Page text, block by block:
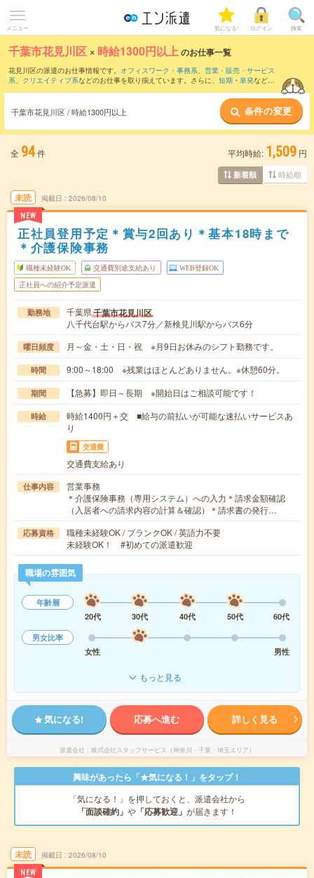
メニュー 気になる! ログイン 検索
千葉市花見川区 × 時給1300円以上のお仕事一覧
花見川区の派遣のお仕事情報です。 オフィスワーク・事務系、 営業・販売・サービス
系、 クリエイティブ系などのお仕事を取り揃えています。さらに、 短期 ・ 単発などの
千葉市花見川区 / 時給1300円以上 条件の変更
全 94件 平均時給: 1,509 円
新着順 時給順
未読
NEW
掲載日 2026/08/10
正社員登用予定＊賞与2回あり＊基本18時まで
＊介護保険事務
職種未経験OK 交通費別途支給あり WEB登録OK
正社員への紹介予定派遣
勤務地 千葉県千葉市花見川区
八千代台駅からバス7分／新検見川駅からバス6分
曜日頻度 月～金・土・日・祝 ※月9日お休みのシフト勤務です。
時間 9:00～18:00 ※残業はほとんどありません。※休憩60分。
期間 【急募】即日～長期 ※開始日はご相談可能です！
時給
時給1400円＋交 ■給与の前払いが可能な速払いサービスあ
り
交通費
交通費支給あり
仕事内容
営業事務
＊介護保険事務（専用システム）への入力＊請求金額確認
（入居者への請求内容の計算＆確認）＊請求書の発行…
応募資格
職種未経験OK / ブランクOK / 英語力不要
未経験OK！ #初めての派遣歓迎
職場の雰囲気
年齢層
20代
30代 40代 50代
60代
男女比率
女性
男性
もっと見る
気になる! 応募へ進む 詳しく見る
派遣会社 株式会社スタッフサービス（神奈川・千葉・埼玉エリア）
興味があったら「★気になる！」をタップ！
「気になる！」を押しておくと、派遣会社から
「面談確約」 や 「応募歓迎」 が届きます！
未読
NEW
掲載日 2026/08/10